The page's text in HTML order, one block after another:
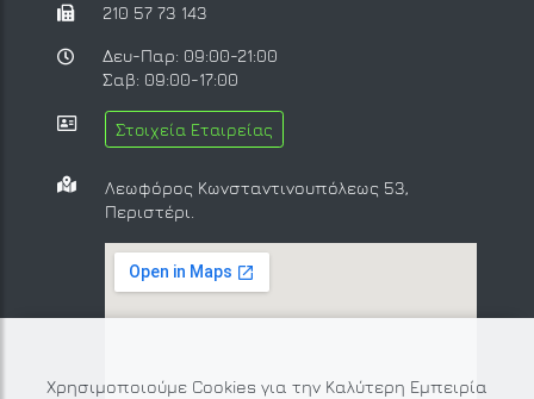
Χρησιμοποιούμε Cookies για την Καλύτερη Εμπειρία
210 57 73 143
Δευ-Παρ: 09:00-21:00
Σαβ: 09:00-17:00
Στοιχεία Εταιρείας
Λεωφόρος Κωνσταντινουπόλεως 53,
Περιστέρι.